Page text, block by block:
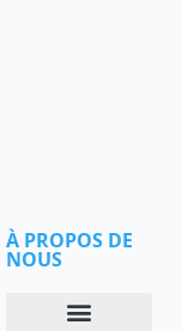
À PROPOS DE
NOUS